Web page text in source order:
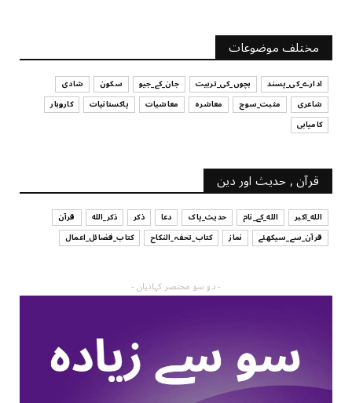
آپ کا فیصلہ کرنے کا انداز
July 29, 2026
مختلف موضوعات
ادارے_کی_پسند بچوں_کی_تربیت جان_کے_جیو سکون
شادی
شاعری
مثبت_سوچ معاشرہ معاشیات پاکستانیات
کاروبار
کامیابی
قرآن , حدیث اور دین
الله_اکبر الله_کے_نام حدیث_پاک دعا ذکر ذکر_الله
قرآن
قرآن_سے_سیکھئے
نماز کتاب_تحفہ_النکاح کتاب_فضائل_اعمال
- دو سو مختصر کہانیاں -